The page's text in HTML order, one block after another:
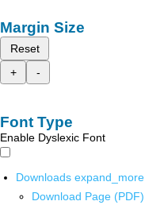
Margin Size
Reset
+
-
Font Type
Enable Dyslexic Font
Downloads expand_more
Download Page (PDF)